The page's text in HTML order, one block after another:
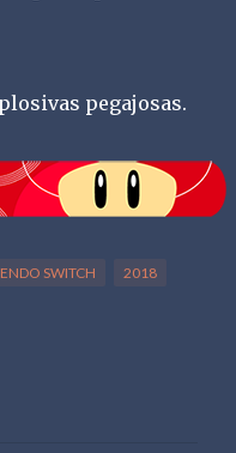
pegajosas.
SWITCH 2018